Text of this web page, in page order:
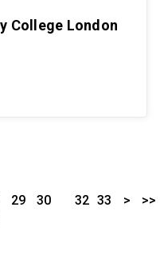
College London
29
30
32 33 > >>